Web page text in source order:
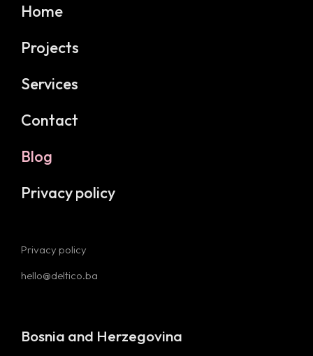
Home
Projects
Services
Contact
Blog
Privacy policy
Privacy policy
hello@deltico.ba
Bosnia and Herzegovina